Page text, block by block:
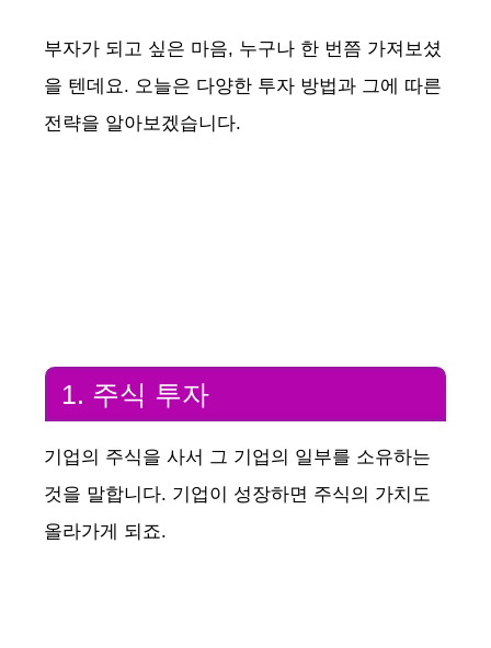
부자가 되고 싶은 마음, 누구나 한 번쯤 가져보셨
을 텐데요. 오늘은 다양한 투자 방법과 그에 따른
전략을 알아보겠습니다.
1. 주식 투자
기업의 주식을 사서 그 기업의 일부를 소유하는
것을 말합니다. 기업이 성장하면 주식의 가치도
올라가게 되죠.